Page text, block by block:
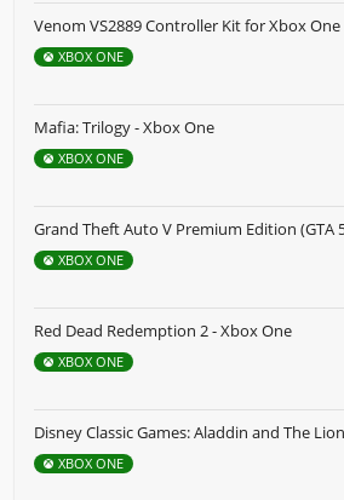
Venom VS2889 Controller Kit for Xbox One
XBOX ONE
Mafia: Trilogy - Xbox One
XBOX ONE
Grand Theft Auto V Premium Edition (GTA
XBOX ONE
Red Dead Redemption 2 - Xbox One
XBOX ONE
Disney Classic Games: Aladdin and The
XBOX ONE